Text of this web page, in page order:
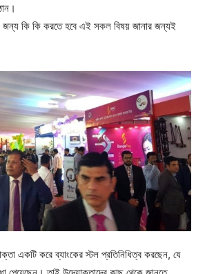
জন্য কি কি করতে হবে এই সকল বিষয় জানার জন্যই
একটি করে ব্যাংকের স্টল প্রতিনিধিত্ব করছেন, যে